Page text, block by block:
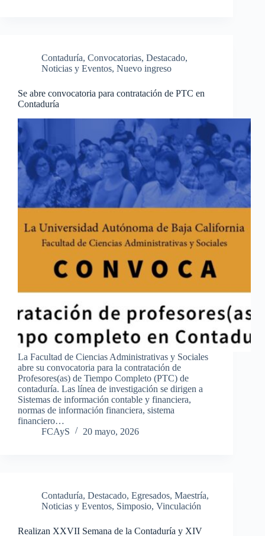
Contaduría, Convocatorias, Destacado,
Noticias y Eventos, Nuevo ingreso
Se abre convocatoria para contratación de PTC en
Contaduría
La Facultad de Ciencias Administrativas y Sociales
abre su convocatoria para la contratación de
Profesores(as) de Tiempo Completo (PTC) de
contaduría. Las línea de investigación se dirigen a
Sistemas de información contable y financiera,
normas de información financiera, sistema
financiero…
FCAyS
20 mayo, 2026
Contaduría, Destacado, Egresados, Maestría,
Noticias y Eventos, Simposio, Vinculación
Realizan XXVII Semana de la Contaduría y XIV